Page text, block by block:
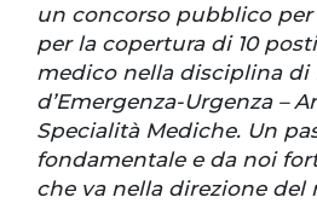
un concorso pubblico
per la copertura di 10
medico nella disciplina di
d’Emergenza-Urgenza –
Specialità Mediche. Un
fondamentale e da noi
che va nella direzione del